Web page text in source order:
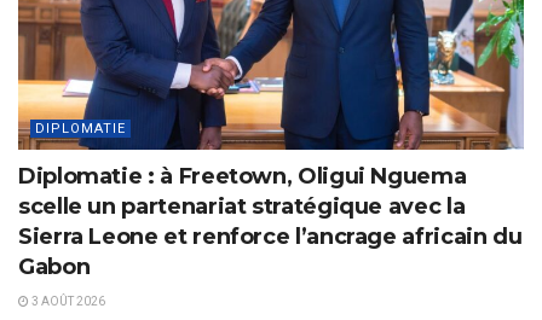
DIPLOMATIE
Diplomatie : à Freetown, Oligui Nguema
scelle un partenariat stratégique avec la
Sierra Leone et renforce l’ancrage africain du
Gabon
3 AOÛT 2026